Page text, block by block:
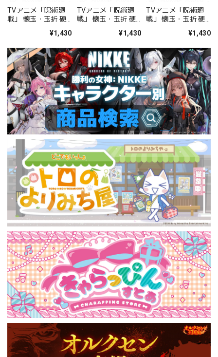
TVアニメ「呪術廻
戦」 懐玉・玉折 硬
¥1,430
TVアニメ「呪術廻
戦」 懐玉・玉折 硬
¥1,430
TVアニメ「呪術廻
戦」 懐玉・玉折 硬
¥1,430